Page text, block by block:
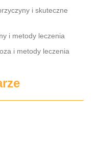
i skuteczne
i metody leczenia
i metody leczenia